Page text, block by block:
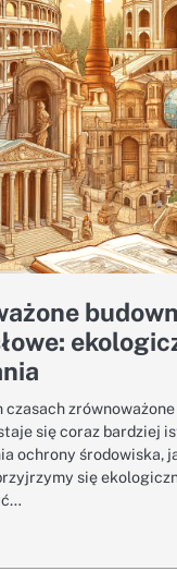
czasach
się coraz bardziej
ochrony środowiska,
się